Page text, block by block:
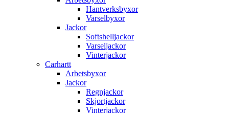
Hantverksbyxor
Varselbyxor
Jackor
Softshelljackor
Varseljackor
Vinterjackor
Carhartt
Arbetsbyxor
Jackor
Regnjackor
Skjortjackor
Vinterjackor